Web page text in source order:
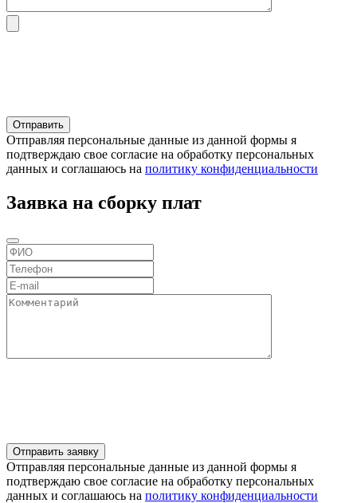
Отправляя персональные данные из данной формы я
подтверждаю свое согласие на обработку персональных
данных и соглашаюсь на политику конфиденциальности
Заявка на сборку плат
Отправляя персональные данные из данной формы я
подтверждаю свое согласие на обработку персональных
данных и соглашаюсь на политику конфиденциальности